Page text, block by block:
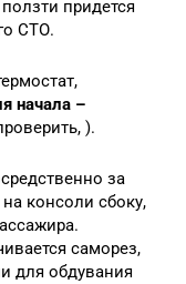
придется
СТО.
начала –
).
за
консоли сбоку,
саморез,
для обдувания